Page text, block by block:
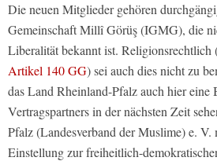
Die neuen Mitglieder gehören
Gemeinschaft Millî Görüş (IGMG), die
Liberalität bekannt ist. Religionsrechtlich
Artikel 140 GG) sei auch dies nicht zu
das Land Rheinland-Pfalz auch hier eine
Vertragspartners in der nächsten Zeit
Pfalz (Landesverband der Muslime) e. V.
Einstellung zur freiheitlich-